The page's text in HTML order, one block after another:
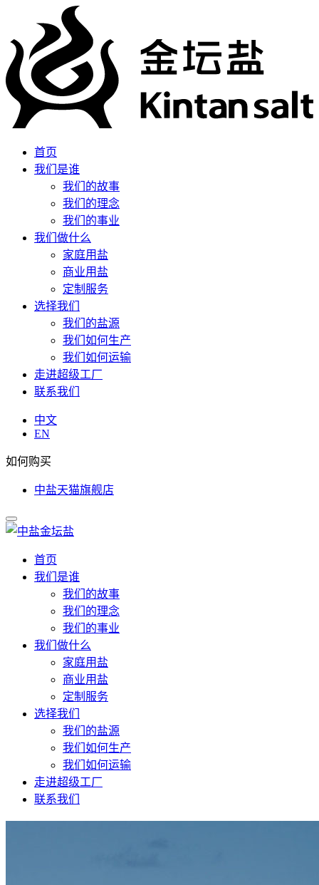
首页
我们是谁
我们的故事
我们的理念
我们的事业
我们做什么
家庭用盐
商业用盐
定制服务
选择我们
我们的盐源
我们如何生产
我们如何运输
走进超级工厂
联系我们
中文
EN
如何购买
中盐天猫旗舰店
首页
我们是谁
我们的故事
我们的理念
我们的事业
我们做什么
家庭用盐
商业用盐
定制服务
选择我们
我们的盐源
我们如何生产
我们如何运输
走进超级工厂
联系我们